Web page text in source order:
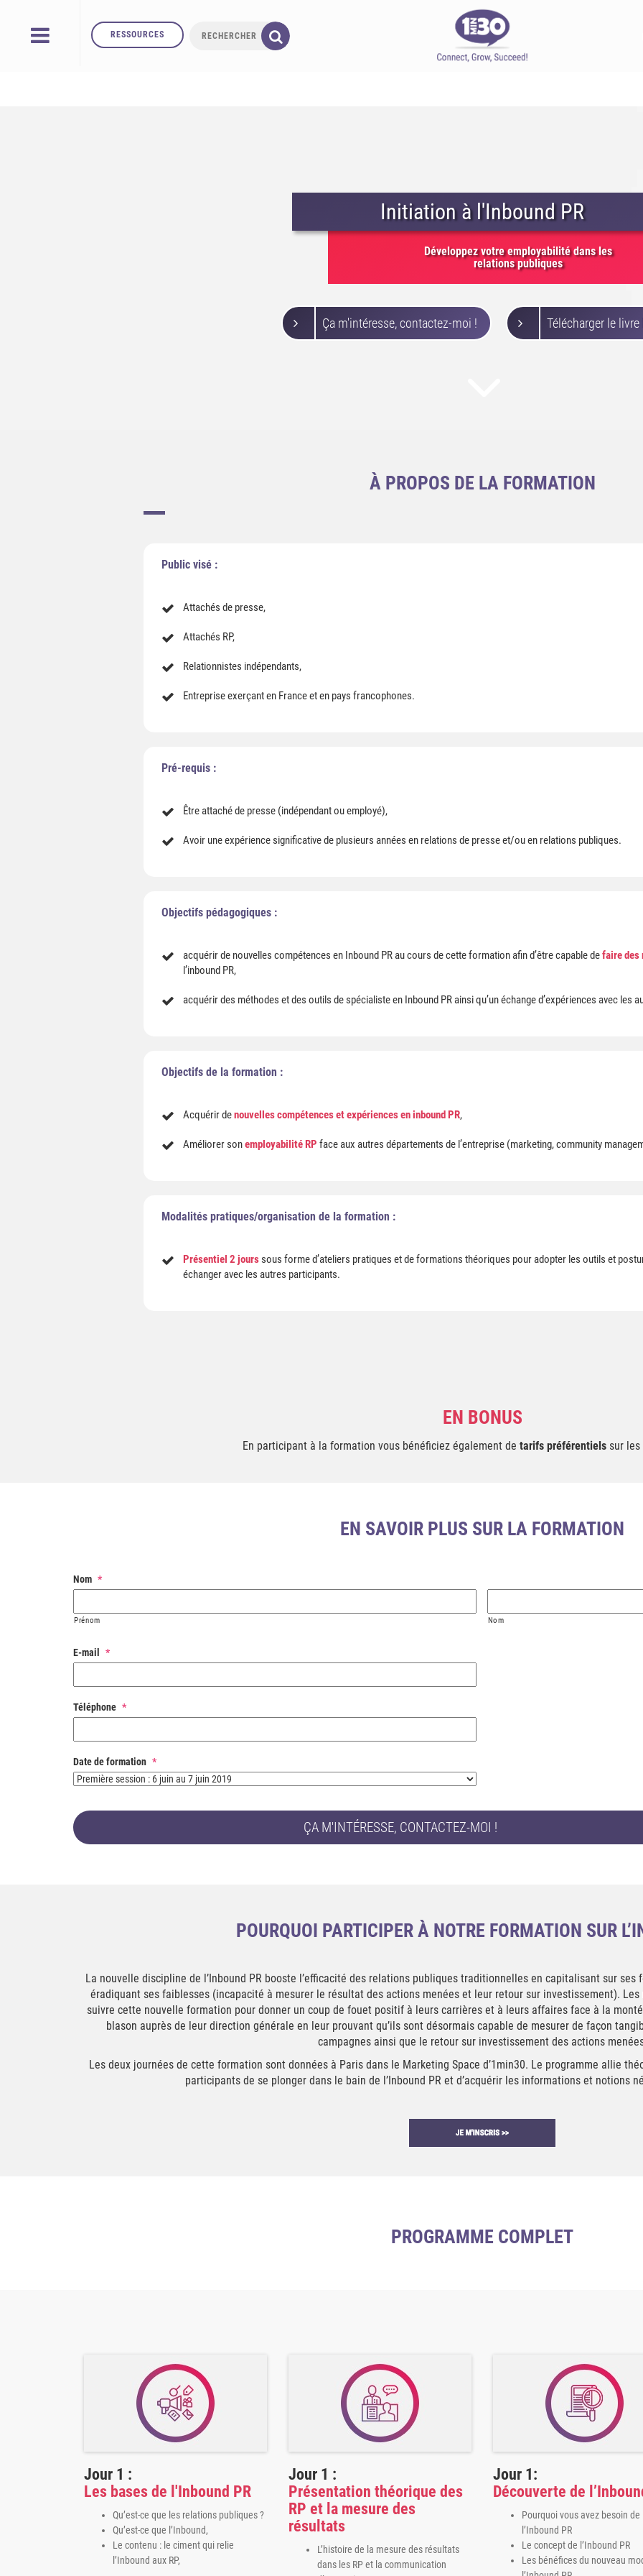
RESSOURCES
Initiation à l'Inbound PR
Développez votre employabilité dans les
relations publiques
Ça m'intéresse, contactez-moi ! Télécharger le livre
À PROPOS DE LA FORMATION
Public visé :
Attachés de presse,
Attachés RP,
Relationnistes indépendants,
Entreprise exerçant en France et en pays francophones.
Pré-requis :
Être attaché de presse (indépendant ou employé),
Avoir une expérience significative de plusieurs années en relations de presse et/ou en relations publiques.
Objectifs pédagogiques :
acquérir de nouvelles compétences en Inbound PR au cours de cette formation afin d’être capable defaire des
l’inbound PR,
acquérir des méthodes et des outils de spécialiste en Inbound PR ainsi qu’un échange d’expériences avec les
Objectifs de la formation :
Acquérir denouvelles compétences et expériences en inbound PR,
Améliorer sonemployabilité RP face aux autres départements de l’entreprise (marketing, community
Modalités pratiques/organisation de la formation :
Présentiel 2 jourssous forme d’ateliers pratiques et de formations théoriques pour adopter les outils et
échanger avec les autres participants.
EN BONUS
En participant à la formation vous bénéficiez également de tarifs préférentielssur les
EN SAVOIR PLUS SUR LA FORMATION
Nom *
Prénom Nom
E-mail *
Téléphone *
Date de formation *
POURQUOI PARTICIPER À NOTRE FORMATION SUR
La nouvelle discipline de l’Inbound PR booste l’efficacité des relations publiques traditionnelles en capitalisant sur
éradiquant ses faiblesses (incapacité à mesurer le résultat des actions menées et leur retour sur investissement).
suivre cette nouvelle formation pour donner un coup de fouet positif à leurs carrières et à leurs affaires face à la
blason auprès de leur direction générale en leur prouvant qu’ils sont désormais capable de mesurer de façon
campagnes ainsi que le retour sur investissement des actions
Les deux journées de cette formation sont données à Paris dans le Marketing Space d’1min30. Le programme allie
participants de se plonger dans le bain de l’Inbound PR et d’acquérir les informations et notions
PROGRAMME COMPLET
Jour 1 :
Les bases de l'Inbound PR
Qu’est-ce que les relations publiques ?
Qu’est-ce que l’Inbound,
Le contenu : le ciment qui relie
l’Inbound aux RP,
Jour 1 :
Présentation théorique des
RP et la mesure des
résultats
L’histoire de la mesure des résultats
dans les RP et la communication
Jour 1:
Découverte de
Pourquoi vous avez besoin de
l’Inbound PR
Le concept de l’Inbound PR
Les bénéfices du nouveau